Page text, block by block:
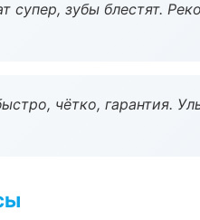
супер, зубы блестят.
чётко, гарантия.